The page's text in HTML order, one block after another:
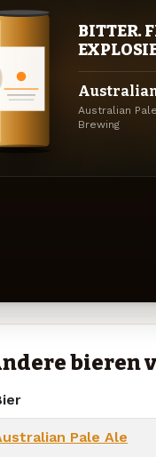
BITTER.
Australian
Brewing
bieren
Pale Ale